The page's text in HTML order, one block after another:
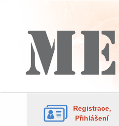
Registrace,
Přihlášení